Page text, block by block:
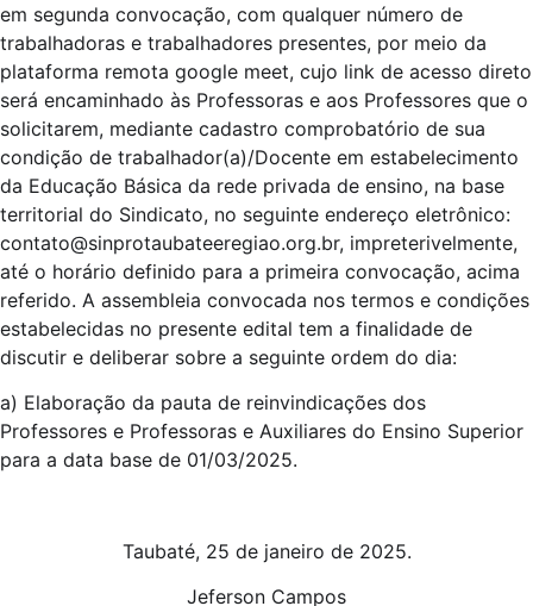
em segunda convocação, com qualquer número de
trabalhadoras e trabalhadores presentes, por meio da
plataforma remota google meet, cujo link de acesso direto
será encaminhado às Professoras e aos Professores que o
solicitarem, mediante cadastro comprobatório de sua
condição de trabalhador(a)/Docente em estabelecimento
da Educação Básica da rede privada de ensino, na base
territorial do Sindicato, no seguinte endereço eletrônico:
contato@sinprotaubateeregiao.org.br, impreterivelmente,
até o horário definido para a primeira convocação, acima
referido. A assembleia convocada nos termos e condições
estabelecidas no presente edital tem a finalidade de
discutir e deliberar sobre a seguinte ordem do dia:
a) Elaboração da pauta de reinvindicações dos
Professores e Professoras e Auxiliares do Ensino Superior
para a data base de 01/03/2025.
Taubaté, 25 de janeiro de 2025.
Jeferson Campos